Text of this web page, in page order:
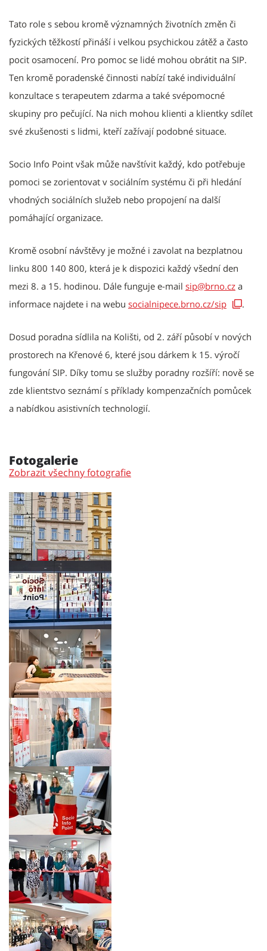
Tato role s sebou kromě významných životních změn či
fyzických těžkostí přináší i velkou psychickou zátěž a často
pocit osamocení. Pro pomoc se lidé mohou obrátit na SIP.
Ten kromě poradenské činnosti nabízí také individuální
konzultace s terapeutem zdarma a také svépomocné
skupiny pro pečující. Na nich mohou klienti a klientky sdílet
své zkušenosti s lidmi, kteří zažívají podobné situace.
Socio Info Point však může navštívit každý, kdo potřebuje
pomoci se zorientovat v sociálním systému či při hledání
vhodných sociálních služeb nebo propojení na další
pomáhající organizace.
Kromě osobní návštěvy je možné i zavolat na bezplatnou
linku 800 140 800, která je k dispozici každý všední den
mezi 8. a 15. hodinou. Dále funguje e-mail sip@brno.cz a
informace najdete i na webu socialnipece.brno.cz/sip .
Dosud poradna sídlila na Kolišti, od 2. září působí v nových
prostorech na Křenové 6, které jsou dárkem k 15. výročí
fungování SIP. Díky tomu se služby poradny rozšíří: nově se
zde klientstvo seznámí s příklady kompenzačních pomůcek
a nabídkou asistivních technologií.
Fotogalerie
Zobrazit všechny fotografie